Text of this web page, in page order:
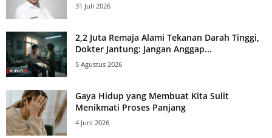
31 Juli 2026
2,2 Juta Remaja Alami Tekanan Darah Tinggi,
Dokter Jantung: Jangan Anggap...
5 Agustus 2026
Gaya Hidup yang Membuat Kita Sulit
Menikmati Proses Panjang
4 Juni 2026